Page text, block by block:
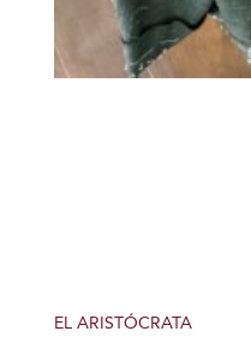
EL ARISTÓCRATA